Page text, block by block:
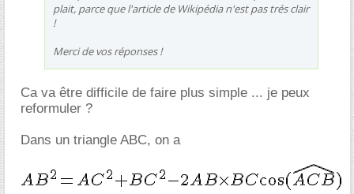
plait, parce que l'article de Wikipédia n'est pas trés clair
!
Merci de vos réponses !
Ca va être difficile de faire plus simple ... je peux
reformuler ?
Dans un triangle ABC, on a